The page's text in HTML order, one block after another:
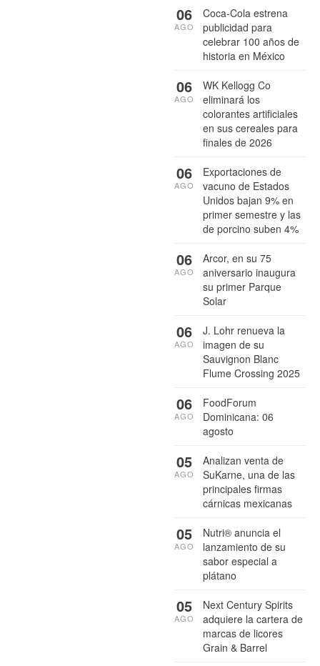
Coca-Cola estrena
publicidad para
celebrar 100 años de
historia en México
06
AGO
WK Kellogg Co
eliminará los
colorantes artificiales
en sus cereales para
finales de 2026
06
AGO
Exportaciones de
vacuno de Estados
Unidos bajan 9% en
primer semestre y las
de porcino suben 4%
06
AGO
Arcor, en su 75
aniversario inaugura
su primer Parque
Solar
06
AGO
J. Lohr renueva la
imagen de su
Sauvignon Blanc
Flume Crossing 2025
06
AGO
FoodForum
Dominicana: 06
agosto
06
AGO
Analizan venta de
SuKarne, una de las
principales firmas
cárnicas mexicanas
05
AGO
Nutri® anuncia el
lanzamiento de su
sabor especial a
plátano
05
AGO
Next Century Spirits
adquiere la cartera de
marcas de licores
Grain & Barrel
05
AGO